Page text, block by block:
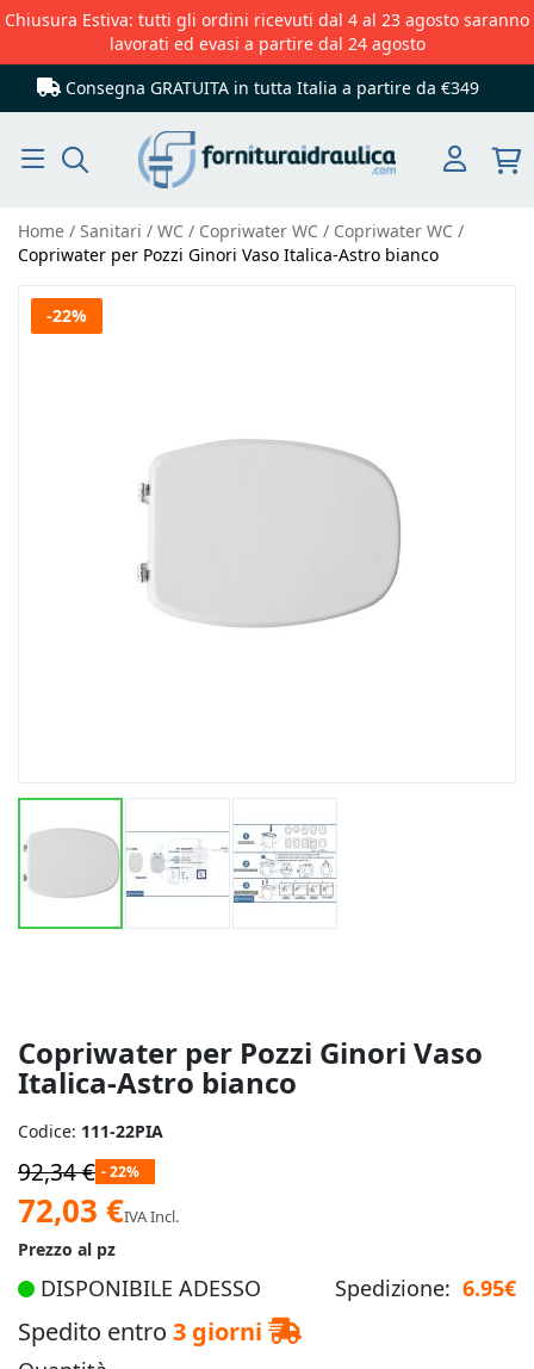
Chiusura Estiva: tutti gli ordini ricevuti dal 4 al 23 agosto saranno
lavorati ed evasi a partire dal 24 agosto
Consegna GRATUITA in tutta Italia a partire da €349
Home Sanitari WC Copriwater WC
Copriwater WC
Copriwater per Pozzi Ginori Vaso Italica-Astro bianco
Copriwater per Pozzi Ginori Vaso
Italica-Astro bianco
Vai
-22%
immagini
Codice: 111-22PIA
92,34 € - 22%
Prezzo
speciale
72,03 €IVA Incl.
Prezzo al pz
DISPONIBILE ADESSO Spedizione: 6.95€
Spedito entro 3 giorni